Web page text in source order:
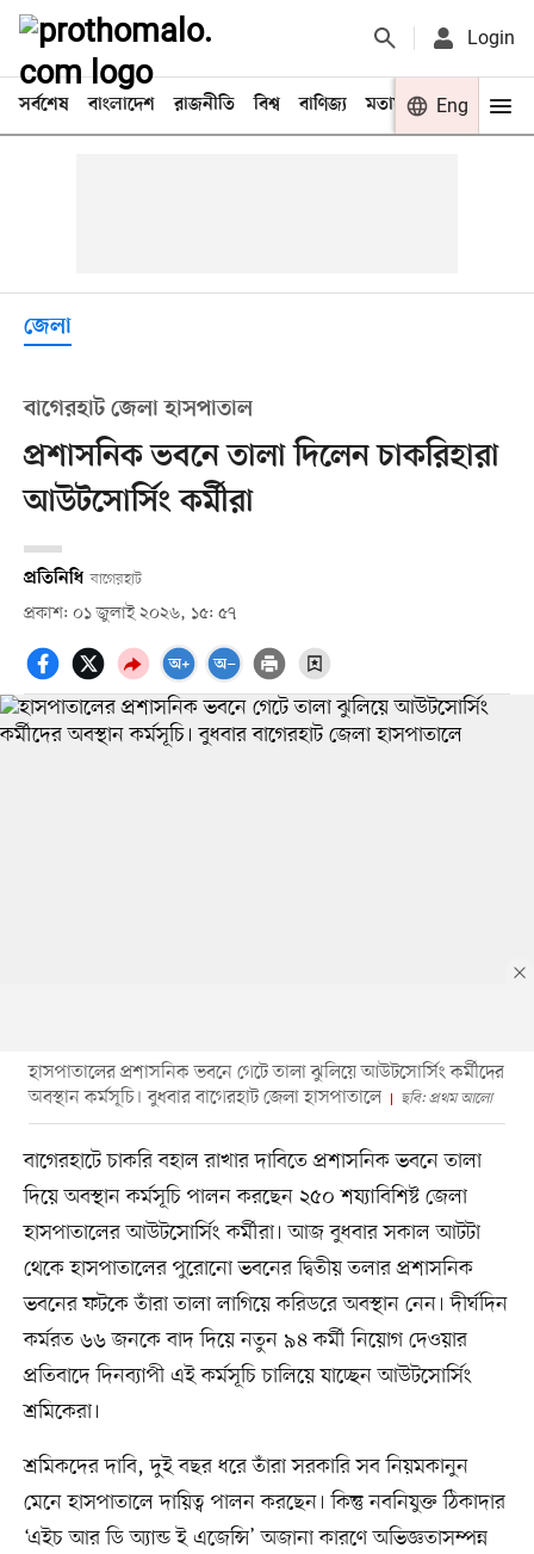
Login
সর্বশেষ বাংলাদেশ রাজনীতি বিশ্ব বাণিজ্য মতামত খেলা
Eng
জেলা
বাগেরহাট জেলা হাসপাতাল
প্রশাসনিক ভবনে তালা দিলেন চাকরিহারা
আউটসোর্সিং কর্মীরা
প্রতিনিধি বাগেরহাট
প্রকাশ: ০১ জুলাই ২০২৬, ১৫: ৫৭
হাসপাতালের প্রশাসনিক ভবনে গেটে তালা ঝুলিয়ে আউটসোর্সিং কর্মীদের
অবস্থান কর্মসূচি। বুধবার বাগেরহাট জেলা হাসপাতালে
ছবি: প্রথম আলো
বাগেরহাটে চাকরি বহাল রাখার দাবিতে প্রশাসনিক ভবনে তালা
দিয়ে অবস্থান কর্মসূচি পালন করছেন ২৫০ শয্যাবিশিষ্ট জেলা
হাসপাতালের আউটসোর্সিং কর্মীরা। আজ বুধবার সকাল আটটা
থেকে হাসপাতালের পুরোনো ভবনের দ্বিতীয় তলার প্রশাসনিক
ভবনের ফটকে তাঁরা তালা লাগিয়ে করিডরে অবস্থান নেন। দীর্ঘদিন
কর্মরত ৬৬ জনকে বাদ দিয়ে নতুন ৯৪ কর্মী নিয়োগ দেওয়ার
প্রতিবাদে দিনব্যাপী এই কর্মসূচি চালিয়ে যাচ্ছেন আউটসোর্সিং
শ্রমিকেরা।
শ্রমিকদের দাবি, দুই বছর ধরে তাঁরা সরকারি সব নিয়মকানুন
মেনে হাসপাতালে দায়িত্ব পালন করছেন। কিন্তু নবনিযুক্ত ঠিকাদার
‘এইচ আর ডি অ্যান্ড ই এজেন্সি’ অজানা কারণে অভিজ্ঞতাসম্পন্ন